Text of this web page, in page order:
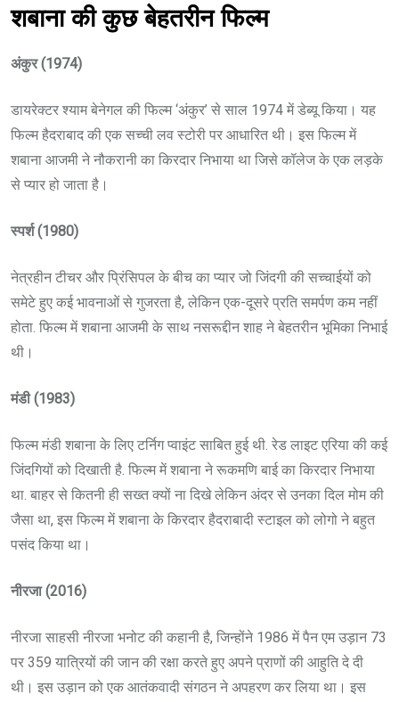
शबाना की कुछ बेहतरीन फिल्म
अंकुर (1974)
डायरेक्टर श्याम बेनेगल की फिल्म ‘अंकुर’ से साल 1974 में डेब्यू किया। यह
फिल्म हैदराबाद की एक सच्ची लव स्टोरी पर आधारित थी। इस फिल्म में
शबाना आजमी ने नौकरानी का किरदार निभाया था जिसे कॉलेज के एक लड़के
से प्यार हो जाता है।
स्पर्श (1980)
नेत्रहीन टीचर और प्रिंसिपल के बीच का प्यार जो जिंदगी की सच्चाईयों को
समेटे हुए कई भावनाओं से गुजरता है, लेकिन एक-दूसरे प्रति समर्पण कम नहीं
होता. फिल्म में शबाना आजमी के साथ नसरूद्दीन शाह ने बेहतरीन भूमिका निभाई
थी।
मंडी (1983)
फिल्म मंडी शबाना के लिए टर्निग प्वाइंट साबित हुई थी. रेड लाइट एरिया की कई
जिंदगियों को दिखाती है. फिल्म में शबाना ने रूकमणि बाई का किरदार निभाया
था. बाहर से कितनी ही सख्त क्यों ना दिखे लेकिन अंदर से उनका दिल मोम की
जैसा था, इस फिल्म में शबाना के किरदार हैदराबादी स्टाइल को लोगो ने बहुत
पसंद किया था।
नीरजा (2016)
नीरजा साहसी नीरजा भनोट की कहानी है, जिन्होंने 1986 में पैन एम उड़ान 73
पर 359 यात्रियों की जान की रक्षा करते हुए अपने प्राणों की आहुति दे दी
थी। इस उड़ान को एक आतंकवादी संगठन ने अपहरण कर लिया था। इस